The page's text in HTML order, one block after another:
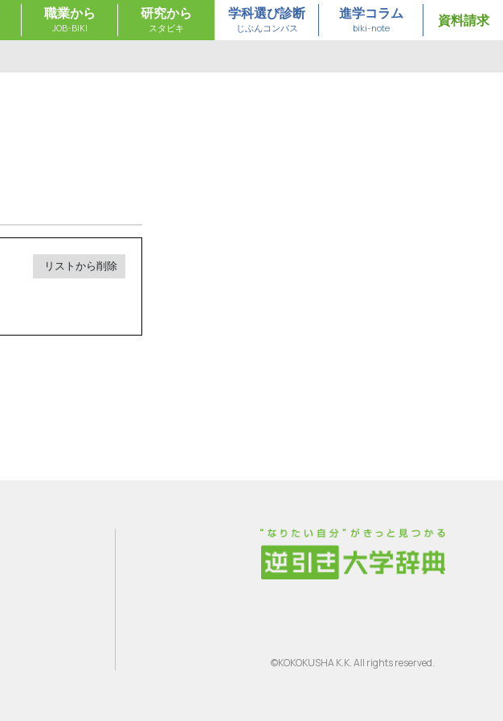
職業から
JOB-BIKI
研究から
スタビキ
学科選び診断
じぶんコンパス
進学コラム
biki-note
資料請求
リストから削除
©KOKOKUSHA K.K. All rights reserved.